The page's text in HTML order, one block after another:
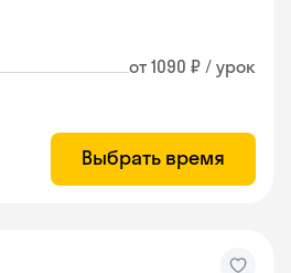
от 1090 ₽ / урок
Выбрать время